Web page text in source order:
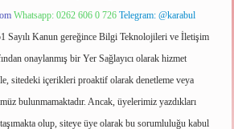
Whatsapp: 0262 606 0 726 Telegram: @karabul
Sayılı Kanun gereğince Bilgi Teknolojileri ve İletişim
onaylanmış bir Yer Sağlayıcı olarak hizmet
sitedeki içerikleri proaktif olarak denetleme veya
bulunmamaktadır. Ancak, üyelerimiz yazdıkları
olup, siteye üye olarak bu sorumluluğu kabul